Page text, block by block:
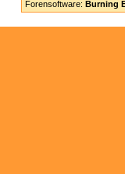
Forensoftware: Burning